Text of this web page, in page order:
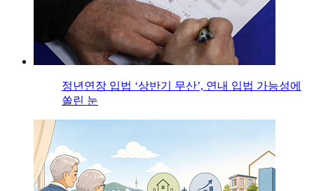
정년연장 입법 ‘상반기 무산’, 연내 입법 가능성에
쏠린 눈